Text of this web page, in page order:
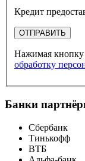
Кредит
ОТПРАВИТЬ
Нажимая кнопку
обработку
Банки
Сбербанк
Тинькофф
ВТБ